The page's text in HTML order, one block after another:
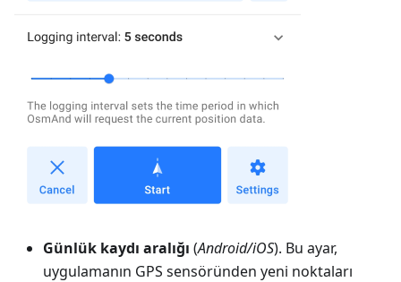
Günlük kaydı aralığı (Android/iOS). Bu ayar,
uygulamanın GPS sensöründen yeni noktaları